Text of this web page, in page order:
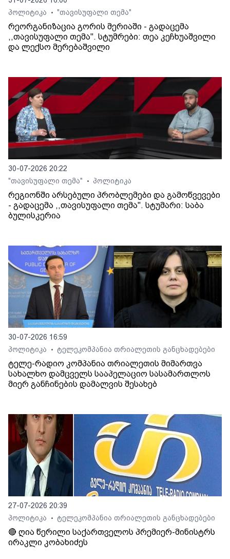
პოლიტიკა
• "თავისუფალი თემა"
რეორგანიზაცია გორის მერიაში - გადაცემა
,,თავისუფალი თემა". სტუმრები: თეა კეჩხუაშვილი
და ლექსო მერებაშვილი
30-07-2026 20:22
"თავისუფალი თემა"
• პოლიტიკა
რეგიონში არსებული პრობლემები და გამოწვევები
- გადაცემა ,,თავისუფალი თემა". სტუმარი: საბა
ბულისკერია
30-07-2026 16:59
პოლიტიკა
• ტელეკომპანია თრიალეთის განცხადებები
ტელე-რადიო კომპანია თრიალეთის მიმართვა
სახალხო დამცველს სააპელაციო სასამართლოს
მიერ განჩინების დამალვის შესახებ
27-07-2026 20:39
პოლიტიკა
• ტელეკომპანია თრიალეთის განცხადებები
🔴 ღია წერილი საქართველოს პრემიერ-მინისტრს
ირაკლი კობახიძეს